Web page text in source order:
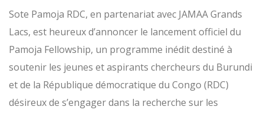
Sote Pamoja RDC, en partenariat avec JAMAA Grands
Lacs, est heureux d’annoncer le lancement officiel du
Pamoja Fellowship, un programme inédit destiné à
soutenir les jeunes et aspirants chercheurs du Burundi
et de la République démocratique du Congo (RDC)
désireux de s’engager dans la recherche sur les